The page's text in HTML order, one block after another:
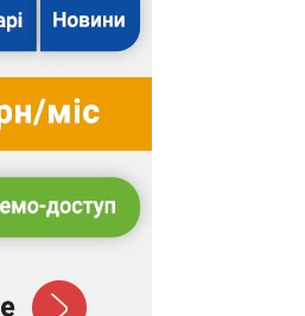
Вона побудована так,
і технічною
стає небезпечно
ситуації, коли працівник
працевлаштований за іншим
внесений ЄДРПОУ,
про трудові
через ПФУ не миттєво, а
Це означає, що негативний
а й через реєстрову